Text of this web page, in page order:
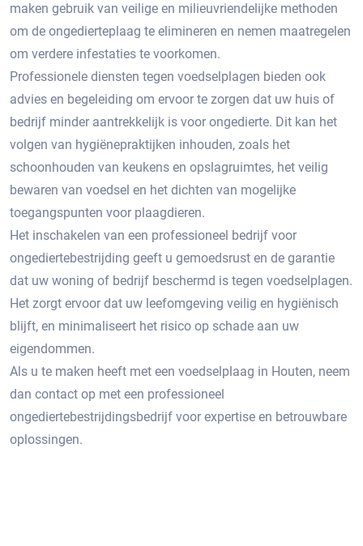
maken gebruik van veilige en milieuvriendelijke methoden
om de ongedierteplaag te elimineren en nemen maatregelen
om verdere infestaties te voorkomen.​
Professionele diensten tegen voedselplagen bieden ook
advies en begeleiding om ervoor te zorgen dat uw huis of
bedrijf minder aantrekkelijk is voor ongedierte. Dit kan het
volgen van hygiënepraktijken inhouden, zoals het
schoonhouden van keukens en opslagruimtes, het veilig
bewaren van voedsel en het dichten van mogelijke
toegangspunten voor plaagdieren.
Het inschakelen van een professioneel bedrijf voor
ongediertebestrijding geeft u gemoedsrust en de garantie
dat uw woning of bedrijf beschermd is tegen voedselplagen.​
Het zorgt ervoor dat uw leefomgeving veilig en hygiënisch
blijft, en minimaliseert het risico op schade aan uw
eigendommen.​
Als u te maken heeft met een voedselplaag in Houten, neem
dan contact op met een professioneel
ongediertebestrijdingsbedrijf voor expertise en betrouwbare
oplossingen.​